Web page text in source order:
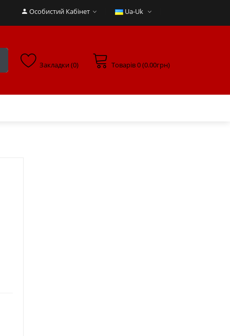
Особистий Кабінет Ua-Uk
Закладки (0) Товарів 0 (0.00грн)